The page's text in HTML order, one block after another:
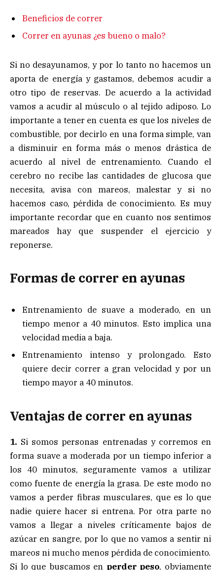
Beneficios de correr
Correr en ayunas ¿es bueno o malo?
Si no desayunamos, y por lo tanto no hacemos un
aporta de energía y gastamos, debemos acudir a
otro tipo de reservas. De acuerdo a la actividad
vamos a acudir al músculo o al tejido adiposo. Lo
importante a tener en cuenta es que los niveles de
combustible, por decirlo en una forma simple, van
a disminuir en forma más o menos drástica de
acuerdo al nivel de entrenamiento. Cuando el
cerebro no recibe las cantidades de glucosa que
necesita, avisa con mareos, malestar y si no
hacemos caso, pérdida de conocimiento. Es muy
importante recordar que en cuanto nos sentimos
mareados hay que suspender el ejercicio y
reponerse.
Formas de correr en ayunas
Entrenamiento de suave a moderado, en un
tiempo menor a 40 minutos. Esto implica una
velocidad media a baja.
Entrenamiento intenso y prolongado. Esto
quiere decir correr a gran velocidad y por un
tiempo mayor a 40 minutos.
Ventajas de correr en ayunas
1. Si somos personas entrenadas y corremos en
forma suave a moderada por un tiempo inferior a
los 40 minutos, seguramente vamos a utilizar
como fuente de energía la grasa. De este modo no
vamos a perder fibras musculares, que es lo que
nadie quiere hacer si entrena. Por otra parte no
vamos a llegar a niveles críticamente bajos de
azúcar en sangre, por lo que no vamos a sentir ni
mareos ni mucho menos pérdida de conocimiento.
Si lo que buscamos en perder peso, obviamente